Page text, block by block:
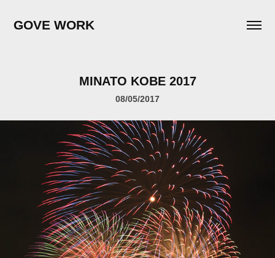
GOVE WORK
MINATO KOBE 2017
08/05/2017